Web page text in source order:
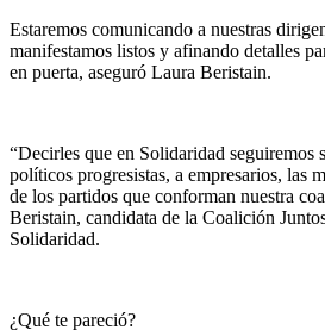
Estaremos comunicando a nuestras
manifestamos listos y afinando detalles
en puerta, aseguró Laura Beristain.
“Decirles que en Solidaridad seguiremos
políticos progresistas, a empresarios, las
de los partidos que conforman nuestra
Beristain, candidata de la Coalición
Solidaridad.
¿Qué te pareció?